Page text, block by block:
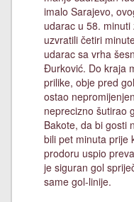
imalo Sarajevo,
udarac u 58.
uzvratili četiri
udarac sa vrha
Đurković. Do kraja
prilike, obje pred
ostao
neprecizno šutirao
Bakote, da bi gosti
bili pet minuta prije
prodoru uspio
je siguran gol
same gol-linije.